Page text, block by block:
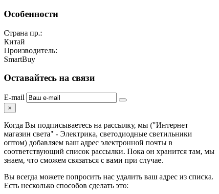
Особенности
Страна пр.:
Китай
Производитель:
SmartBuy
Оставайтесь на связи
E-mail
×
Когда Вы подписываетесь на рассылку, мы ("Интернет
магазин света" - Электрика, светодиодные светильники
оптом) добавляем ваш адрес электронной почты в
соответствующий список рассылки. Пока он хранится там, мы
знаем, что сможем связаться с вами при случае.
Вы всегда можете попросить нас удалить ваш адрес из списка.
Есть несколько способов сделать это: